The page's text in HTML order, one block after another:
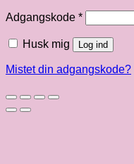
Adgangskode *Påkrævet
Husk mig Log ind
Mistet din adgangskode?